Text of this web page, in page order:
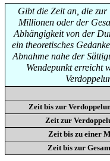
Gibt die Zeit an, die
Millionen oder der
Abhängigkeit von der
ein theoretisches
Abnahme nahe der
Wendepunkt erreicht
Zeit bis zur
Zeit zur
Zeit bis zu einer
Zeit bis zur